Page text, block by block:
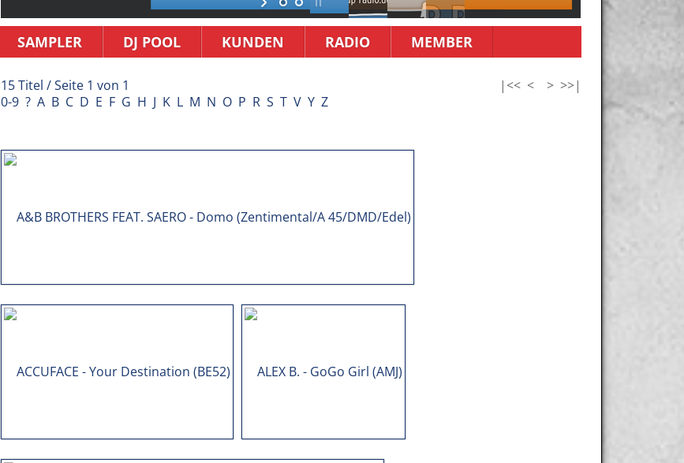
SAMPLER DJ POOL KUNDEN RADIO MEMBER
15 Titel / Seite 1 von 1 |<< < > >>|
0-9 ? A B C D E F G H J K L M N O P R S T V Y Z